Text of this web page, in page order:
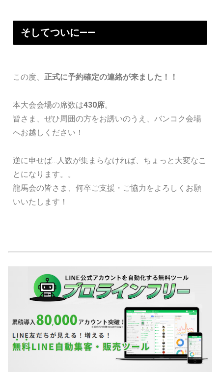
そしてついに——
この度、 正式に予約確定の連絡が来ました！！
本大会会場の席数は430席。
皆さま、ぜひ周囲の方をお誘いのうえ、バンコク会場
へお越しください！
逆に申せば…人数が集まらなければ、ちょっと大変なこ
とになります。。
龍馬会の皆さま、何卒ご支援・ご協力をよろしくお願
いいたします！